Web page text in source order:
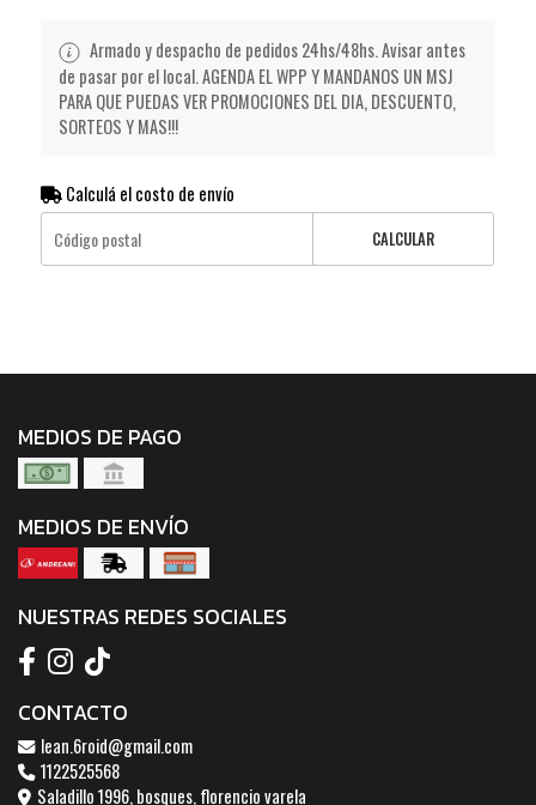
Armado y despacho de pedidos 24hs/48hs. Avisar antes
de pasar por el local. AGENDA EL WPP Y MANDANOS UN MSJ
PARA QUE PUEDAS VER PROMOCIONES DEL DIA, DESCUENTO,
SORTEOS Y MAS!!!
Calculá el costo de envío
CALCULAR
MEDIOS DE PAGO
MEDIOS DE ENVÍO
NUESTRAS REDES SOCIALES
CONTACTO
lean.6roid@gmail.com
1122525568
Saladillo 1996, bosques, florencio varela